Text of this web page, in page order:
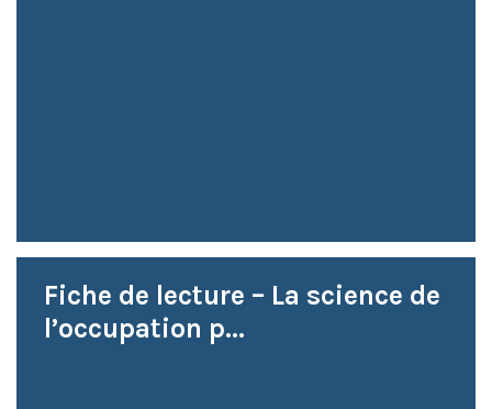
Fiche de lecture – La science de
l’occupation p...